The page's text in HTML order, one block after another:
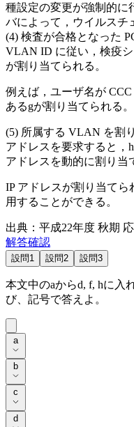
種設定の変更が強制的に
バによって，ウイルスチ
検査が合格となった
VLAN ID に従い，検疫
が割り当てられる。
例えば，ユーザ名が CCC
あるgが割り当てられる。
所属する VLAN を割
アドレスを要求すると， h
アドレスを動的に割り当
IP アドレスが割り当てら
用することができる。
出典：平成22年度 秋期
解答確認
設問1 設問2 設問3
本文中のaからd, f, hに入
び、記号で答えよ。
a a
b b
c c
d d